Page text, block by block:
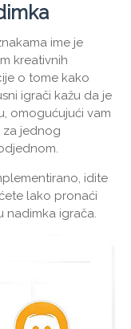
ime je
kreativnih
o tome kako
igrači kažu da je
omogućujući vam
za jednog
idite
lako pronaći
nadimka igrača.